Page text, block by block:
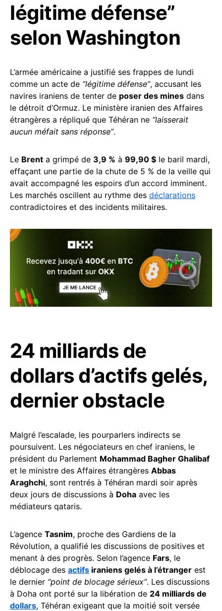
légitime défense”
selon Washington
L’armée américaine a justifié ses frappes de lundi
comme un acte de “légitime défense”, accusant les
navires iraniens de tenter de poser des mines dans
le détroit d’Ormuz. Le ministère iranien des Affaires
étrangères a répliqué que Téhéran ne “laisserait
aucun méfait sans réponse”.
Le Brent a grimpé de 3,9 % à 99,90 $ le baril mardi,
effaçant une partie de la chute de 5 % de la veille qui
avait accompagné les espoirs d’un accord imminent.
Les marchés oscillent au rythme des déclarations
contradictoires et des incidents militaires.
24 milliards de
dollars d’actifs gelés,
dernier obstacle
Malgré l’escalade, les pourparlers indirects se
poursuivent. Les négociateurs en chef iraniens, le
président du Parlement Mohammad Bagher Ghalibaf
et le ministre des Affaires étrangères Abbas
Araghchi, sont rentrés à Téhéran mardi soir après
deux jours de discussions à Doha avec les
médiateurs qataris.
L’agence Tasnim, proche des Gardiens de la
Révolution, a qualifié les discussions de positives et
menant à des progrès. Selon l’agence Fars, le
déblocage des actifs iraniens gelés à l’étranger est
le dernier “point de blocage sérieux”. Les discussions
à Doha ont porté sur la libération de 24 milliards de
dollars, Téhéran exigeant que la moitié soit versée